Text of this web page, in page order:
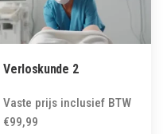
Verloskunde 2
Vaste prijs inclusief BTW
€99,99